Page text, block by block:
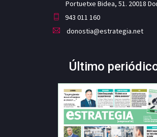
Portuetxe Bidea, 51. 20018
943 011 160
donostia@estrategia.net
Último